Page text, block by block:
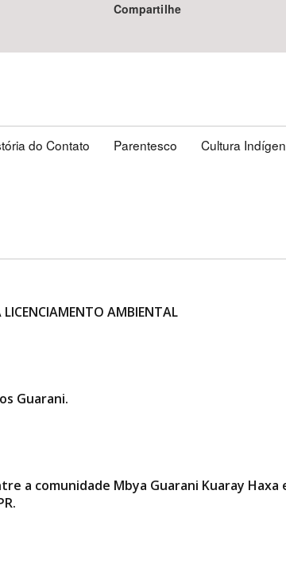
Compartilhe
do Contato Parentesco Cultura
LICENCIAMENTO AMBIENTAL
Guarani.
a comunidade Mbya Guarani Kuaray